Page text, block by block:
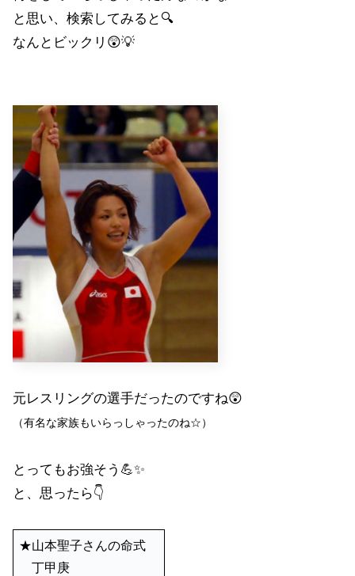
と思い、検索してみると🔍
なんとビックリ😲💡
元レスリングの選手だったのですね😲
（有名な家族もいらっしゃったのね☆）
とってもお強そう💪✨
と、思ったら👇
★山本聖子さんの命式
丁甲庚